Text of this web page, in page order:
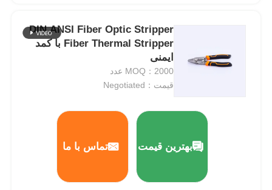
DIN ANSI Fiber Optic Stripper
Fiber Thermal Stripper با کمد
ایمنی
MOQ：2000 عدد
قیمت：Negotiated
بهترین قیمت تماس با ما